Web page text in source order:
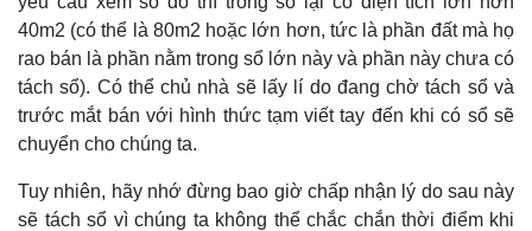
40m2 (có thể là 80m2 hoặc lớn hơn, tức là phần đất mà họ
rao bán là phần nằm trong sổ lớn này và phần này chưa có
tách sổ). Có thể chủ nhà sẽ lấy lí do đang chờ tách sổ và
trước mắt bán với hình thức tạm viết tay đến khi có sổ sẽ
chuyển cho chúng ta.
Tuy nhiên, hãy nhớ đừng bao giờ chấp nhận lý do sau này
sẽ tách sổ vì chúng ta không thể chắc chắn thời điểm khi